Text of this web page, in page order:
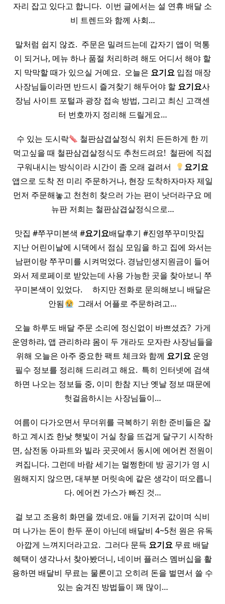
자리 잡고 있다고 합니다. ​ 이번 글에서는 설 연휴 배달 소
비 트렌드와 함께 사회…
말처럼 쉽지 않죠. ​ 주문은 밀려드는데 갑자기 앱이 먹통
이 되거나, 메뉴 하나 품절 처리하려 해도 어디서 해야 할
지 막막할 때가 있으실 거예요. ​ 오늘은 요기요 입점 매장
사장님들이라면 반드시 즐겨찾기 해두어야 할 요기요사
장님 사이트 포털과 광장 접속 방법, 그리고 최신 고객센
터 번호까지 정리해 드릴게요…
수 있는 도시락
철판삼겹살정식 위치 든든하게 한 끼
먹고싶을 때 철판삼겹살정식도 추천드려요! ​ 철판에 직접
구워내시는 방식이라 시간이 좀 오래 걸려서 ​
요기요
앱으로 도착 전 미리 주문하거나, 현장 도착하자마자 제일
먼저 주문해놓고 천천히 찾으러 가는 편이 낫더라구요 메
뉴판 저희는 철판삼겹살정식으로…
맛집 #쭈꾸미본색 #요기요배달후기 #진영쭈꾸미맛집 ​ ​ ​
지난 어린이날에 시댁에서 점심 모임을 하고 집에 와서는
남편이랑 쭈꾸미를 시켜먹었다. 경남민생지원금이 들어
와서 제로페이로 받았는데 사용 가능한 곳을 찾아보니 쭈
꾸미본색이 있었다. ​ ​ ​ ​ 하지만 전화로 문의해보니 배달은
안됨
​ 그래서 어플로 주문하려고…
오늘 하루도 배달 주문 소리에 정신없이 바쁘셨죠? ​ 가게
운영하랴, 앱 관리하랴 몸이 두 개라도 모자란 사장님들을
위해 오늘은 아주 중요한 팩트 체크와 함께 요기요 운영
필수 정보를 정리해 드리려고 해요. ​ 특히 인터넷에 검색
하면 나오는 정보들 중, 이미 한참 지난 옛날 정보 때문에
헛걸음하시는 사장님들이…
여름이 다가오면서 무더위를 극복하기 위한 준비들은 잘
하고 계시죠 한낮 햇빛이 거실 창을 뜨겁게 달구기 시작하
면, 삼전동 아파트와 빌라 곳곳에서 동시에 에어컨 전원이
켜집니다. 그런데 바람 세기는 멀쩡한데 방 공기가 영 시
원해지지 않으면, 대부분 머릿속에 같은 생각이 떠오릅니
다. 에어컨 가스가 빠진 것…
걸 보고 조용히 화면을 껐네요. 애들 기저귀 값이며 식비
며 나가는 돈이 한두 푼이 아닌데 배달비 4~5천 원은 유독
아깝게 느껴지더라고요. ​ 그러다 문득 요기요 무료 배달
혜택이 생각나서 찾아봤더니, 네이버 플러스 멤버십을 활
용하면 배달비 무료는 물론이고 오히려 돈을 벌면서 쓸 수
있는 숨겨진 방법들이 꽤 많이…